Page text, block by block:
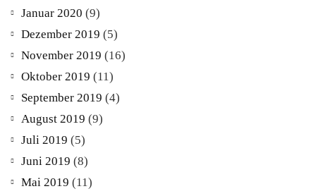
Januar 2020 (9)
Dezember 2019 (5)
November 2019 (16)
Oktober 2019 (11)
September 2019 (4)
August 2019 (9)
Juli 2019 (5)
Juni 2019 (8)
Mai 2019 (11)